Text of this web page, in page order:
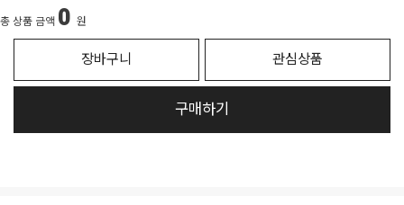
총 상품 금액 0 원
장바구니 관심상품
구매하기